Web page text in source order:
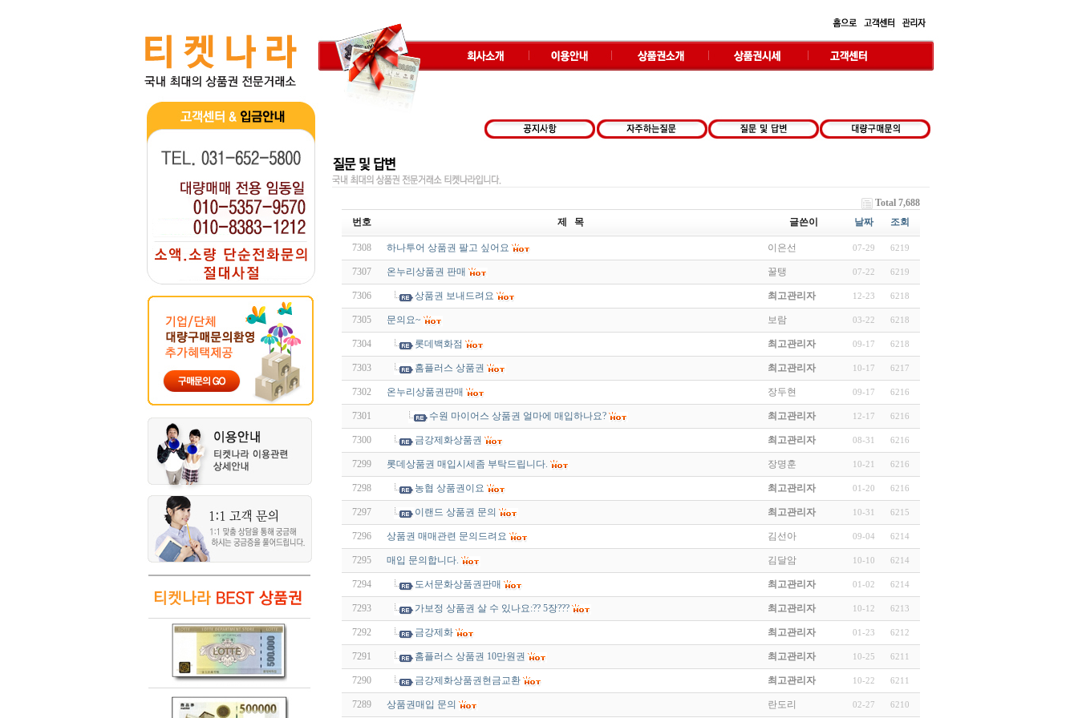
Total 7,688
번호
제 목 글쓴이 날짜 조회
7308 하나투어 상품권 팔고 싶어요 이은선 07-29 6219
7307 온누리상품권 판매 꿀탱 07-22 6219
7306 상품권 보내드려요 최고관리자 12-23 6218
7305 문의요~ 보람 03-22 6218
7304 롯데백화점 최고관리자 09-17 6218
7303 홈플러스 상품권 최고관리자 10-17 6217
7302 온누리상품권판매 장두현 09-17 6216
7301 수원 마이어스 상품권 얼마에 매입하나요? 최고관리자 12-17 6216
7300 금강제화상품권 최고관리자 08-31 6216
7299 롯데상품권 매입시세좀 부탁드립니다. 장명훈 10-21 6216
7298 농협 상품권이요 최고관리자 01-20 6216
7297 이랜드 상품권 문의 최고관리자 10-31 6215
7296 상품권 매매관련 문의드려요 김선아 09-04 6214
7295 매입 문의합니다. 김달암 10-10 6214
7294 도서문화상품권판매 최고관리자 01-02 6214
7293 가보정 상품권 살 수 있나요:?? 5장??? 최고관리자 10-12 6213
7292 금강제화 최고관리자 01-23 6212
7291 홈플러스 상품권 10만원권 최고관리자 10-25 6211
7290 금강제화상품권현금교환 최고관리자 10-22 6211
7289 상품권매입 문의 란도리 02-27 6210